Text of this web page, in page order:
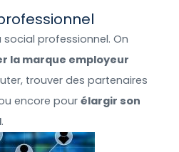
social professionnel. On
la marque employeur
trouver des partenaires
encore pour élargir son
.